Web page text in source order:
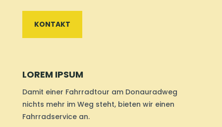
KONTAKT
LOREM IPSUM
Damit einer Fahrradtour am Donauradweg
nichts mehr im Weg steht, bieten wir einen
Fahrradservice an.